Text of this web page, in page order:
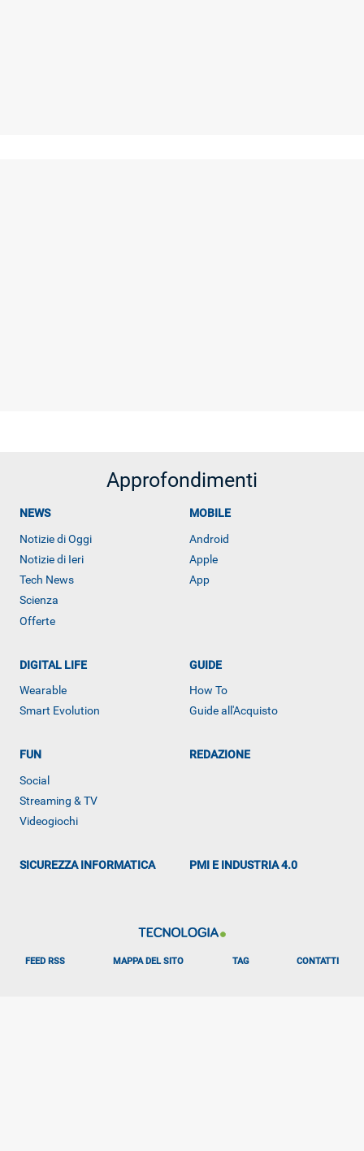
Approfondimenti
NEWS
Notizie di Oggi
Notizie di Ieri
Tech News
Scienza
Offerte
MOBILE
Android
Apple
App
DIGITAL LIFE
Wearable
Smart Evolution
GUIDE
How To
Guide all'Acquisto
FUN
Social
Streaming & TV
Videogiochi
REDAZIONE
SICUREZZA INFORMATICA PMI E INDUSTRIA 4.0
FEED RSS MAPPA DEL SITO TAG CONTATTI